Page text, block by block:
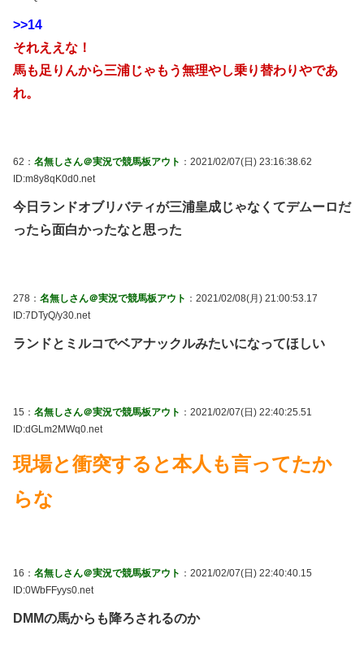
>>14
それええな！
馬も足りんから三浦じゃもう無理やし乗り替わりやであ
れ。
62： 名無しさん＠実況で競馬板アウト ：2021/02/07(日) 23:16:38.62
ID:m8y8qK0d0.net
今日ランドオブリバティが三浦皇成じゃなくてデムーロだ
ったら面白かったなと思った
278： 名無しさん＠実況で競馬板アウト ：2021/02/08(月) 21:00:53.17
ID:7DTyQ/y30.net
ランドとミルコでベアナックルみたいになってほしい
15： 名無しさん＠実況で競馬板アウト ：2021/02/07(日) 22:40:25.51
ID:dGLm2MWq0.net
現場と衝突すると本人も言ってたか
らな
16： 名無しさん＠実況で競馬板アウト ：2021/02/07(日) 22:40:40.15
ID:0WbFFyys0.net
DMMの馬からも降ろされるのか